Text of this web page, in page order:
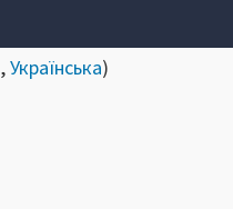
,Українська)